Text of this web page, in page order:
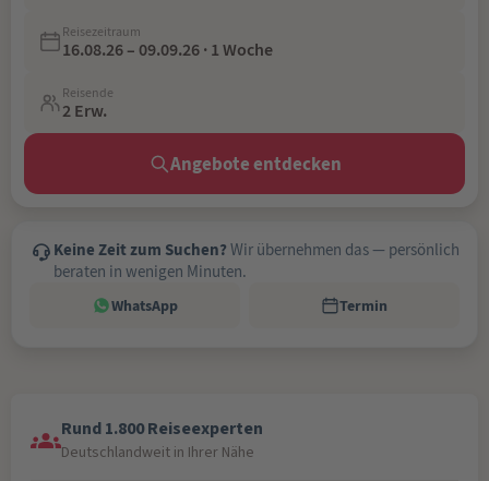
Reisezeitraum
16.08.26 – 09.09.26 · 1 Woche
Reisende
2 Erw.
Angebote entdecken
Keine Zeit zum Suchen? Wir übernehmen das — persönlich
beraten in wenigen Minuten.
WhatsApp
Termin
Rund 1.800 Reiseexperten
Deutschlandweit in Ihrer Nähe